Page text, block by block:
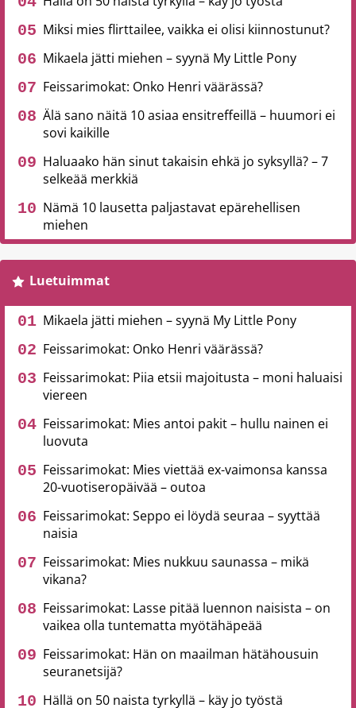
Miksi mies flirttailee, vaikka ei olisi kiinnostunut?
Mikaela jätti miehen – syynä My Little Pony
Feissarimokat: Onko Henri väärässä?
Älä sano näitä 10 asiaa ensitreffeillä – huumori ei
sovi kaikille
Haluaako hän sinut takaisin ehkä jo syksyllä? – 7
selkeää merkkiä
Nämä 10 lausetta paljastavat epärehellisen
miehen
Luetuimmat
Mikaela jätti miehen – syynä My Little Pony
Feissarimokat: Onko Henri väärässä?
Feissarimokat: Piia etsii majoitusta – moni haluaisi
viereen
Feissarimokat: Mies antoi pakit – hullu nainen ei
luovuta
Feissarimokat: Mies viettää ex-vaimonsa kanssa
20-vuotiseropäivää – outoa
Feissarimokat: Seppo ei löydä seuraa – syyttää
naisia
Feissarimokat: Mies nukkuu saunassa – mikä
vikana?
Feissarimokat: Lasse pitää luennon naisista – on
vaikea olla tuntematta myötähäpeää
Feissarimokat: Hän on maailman hätähousuin
seuranetsijä?
Hällä on 50 naista tyrkyllä – käy jo työstä